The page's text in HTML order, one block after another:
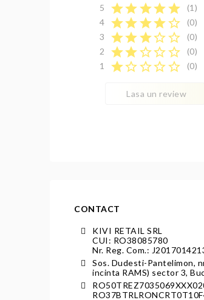
5 starstarstarstarstar
(1)
4
starstarstarstarstar_border
(0)
3
starstarstarstar_borderstar_border
(0)
2
starstarstar_borderstar_borderstar_border
(0)
1
starstar_borderstar_borderstar_borderstar_border (0)
Lasa un review
CONTACT
KIVI RETAIL SRL
CUI: RO38085780
Nr. Reg. Com.:
Sos. Dudesti-Pantelimon,
incinta RAMS) sector 3,